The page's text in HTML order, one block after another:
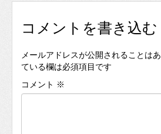
コメントを書き込む
メールアドレスが公開されることはあ
ている欄は必須項目です
コメント ※